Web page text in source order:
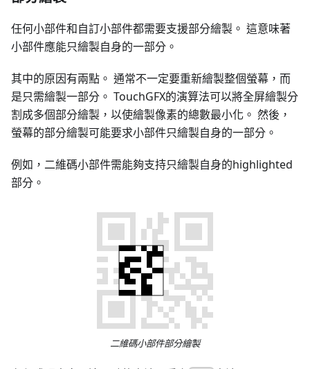
任何小部件和自訂小部件都需要支援部分繪製。 這意味著
小部件應能只繪製自身的一部分。
其中的原因有兩點。 通常不一定要重新繪製整個螢幕，而
是只需繪製一部分。 TouchGFX的演算法可以將全屏繪製分
割成多個部分繪製，以使繪製像素的總數最小化。 然後，
螢幕的部分繪製可能要求小部件只繪製自身的一部分。
例如，二維碼小部件需能夠支持只繪製自身的highlighted
部分。
二維碼小部件部分繪製